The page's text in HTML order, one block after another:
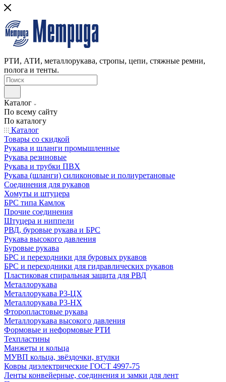
РТИ, АТИ, металлорукава, стропы, цепи, стяжные ремни,
полога и тенты.
Каталог
По всему сайту
По каталогу
Каталог
Товары со скидкой
Рукава и шланги промышленные
Рукава резиновые
Рукава и трубки ПВХ
Рукава (шланги) силиконовые и полиуретановые
Соединения для рукавов
Хомуты и штуцера
БРС типа Камлок
Прочие соединения
Штуцера и ниппели
РВД, буровые рукава и БРС
Рукава высокого давления
Буровые рукава
БРС и переходники для буровых рукавов
БРС и переходники для гидравлических рукавов
Пластиковая спиральная защита для РВД
Металлорукава
Металлорукава Р3-ЦХ
Металлорукава Р3-НХ
Фторопластовые рукава
Металлорукава высокого давления
Формовые и неформовые РТИ
Техпластины
Манжеты и кольца
МУВП кольца, звёздочки, втулки
Ковры диэлектрические ГОСТ 4997-75
Ленты конвейерные, соединения и замки для лент